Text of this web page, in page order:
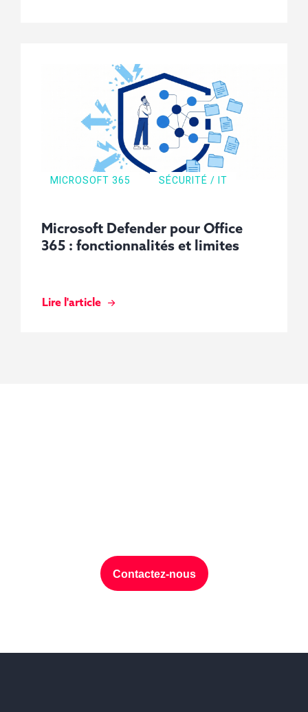
MICROSOFT 365 SÉCURITÉ / IT
Microsoft Defender pour Office
365 : fonctionnalités et limites
Lire l'article
Contactez-nous